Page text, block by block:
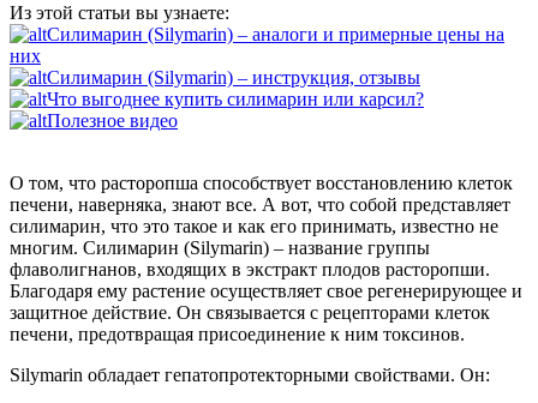
Из этой статьи вы узнаете:
Силимарин (Silymarin) – аналоги и примерные цены на
них
Силимарин (Silymarin) – инструкция, отзывы
Что выгоднее купить силимарин или карсил?
Полезное видео
О том, что расторопша способствует восстановлению клеток
печени, наверняка, знают все. А вот, что собой представляет
силимарин, что это такое и как его принимать, известно не
многим. Силимарин (Silymarin) – название группы
флаволигнанов, входящих в экстракт плодов расторопши.
Благодаря ему растение осуществляет свое регенерирующее и
защитное действие. Он связывается с рецепторами клеток
печени, предотвращая присоединение к ним токсинов.
Silymarin обладает гепатопротекторными свойствами. Он: